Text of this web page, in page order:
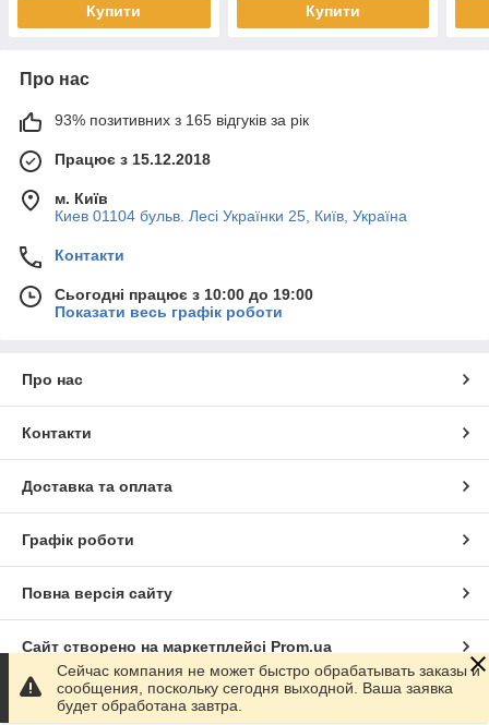
Купити Купити
Про нас
93% позитивних з 165 відгуків за рік
Працює з 15.12.2018
м. Київ
Киев 01104 бульв. Лесі Українки 25, Київ, Україна
Контакти
Сьогодні працює з 10:00 до 19:00
Показати весь графік роботи
Про нас
Контакти
Доставка та оплата
Графік роботи
Повна версія сайту
Сайт створено на маркетплейсі Prom.ua
Політика конфіденційності
Сейчас компания не может быстро обрабатывать заказы и
сообщения, поскольку сегодня выходной. Ваша заявка
будет обработана завтра.